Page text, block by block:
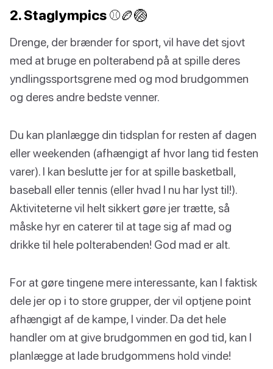
2. Staglympics ⚾🏉🏐
Drenge, der brænder for sport, vil have det sjovt
med at bruge en polterabend på at spille deres
yndlingssportsgrene med og mod brudgommen
og deres andre bedste venner.
Du kan planlægge din tidsplan for resten af dagen
eller weekenden (afhængigt af hvor lang tid festen
varer). I kan beslutte jer for at spille basketball,
baseball eller tennis (eller hvad I nu har lyst til!).
Aktiviteterne vil helt sikkert gøre jer trætte, så
måske hyr en caterer til at tage sig af mad og
drikke til hele polterabenden! God mad er alt.
For at gøre tingene mere interessante, kan I faktisk
dele jer op i to store grupper, der vil optjene point
afhængigt af de kampe, I vinder. Da det hele
handler om at give brudgommen en god tid, kan I
planlægge at lade brudgommens hold vinde!